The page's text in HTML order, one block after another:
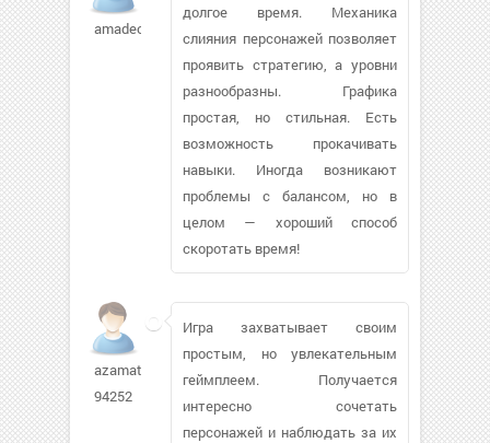
amadeo777170
долгое время. Механика
слияния персонажей позволяет
проявить стратегию, а уровни
разнообразны. Графика
простая, но стильная. Есть
возможность прокачивать
навыки. Иногда возникают
проблемы с балансом, но в
целом — хороший способ
скоротать время!
azamatt-
94252
Игра захватывает своим
простым, но увлекательным
геймплеем. Получается
интересно сочетать
персонажей и наблюдать за их